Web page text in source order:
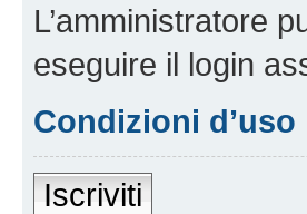
L’amministratore
eseguire il login
Condizioni d’uso
Iscriviti